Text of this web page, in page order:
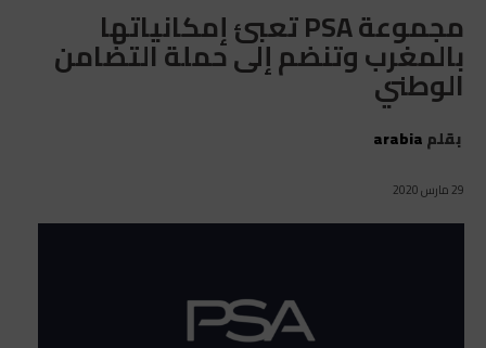
مجموعة PSA تعبئ إمكانياتها
بالمغرب وتنضم إلى حملة التضامن
الوطني
بقلمarabia
29 مارس 2020